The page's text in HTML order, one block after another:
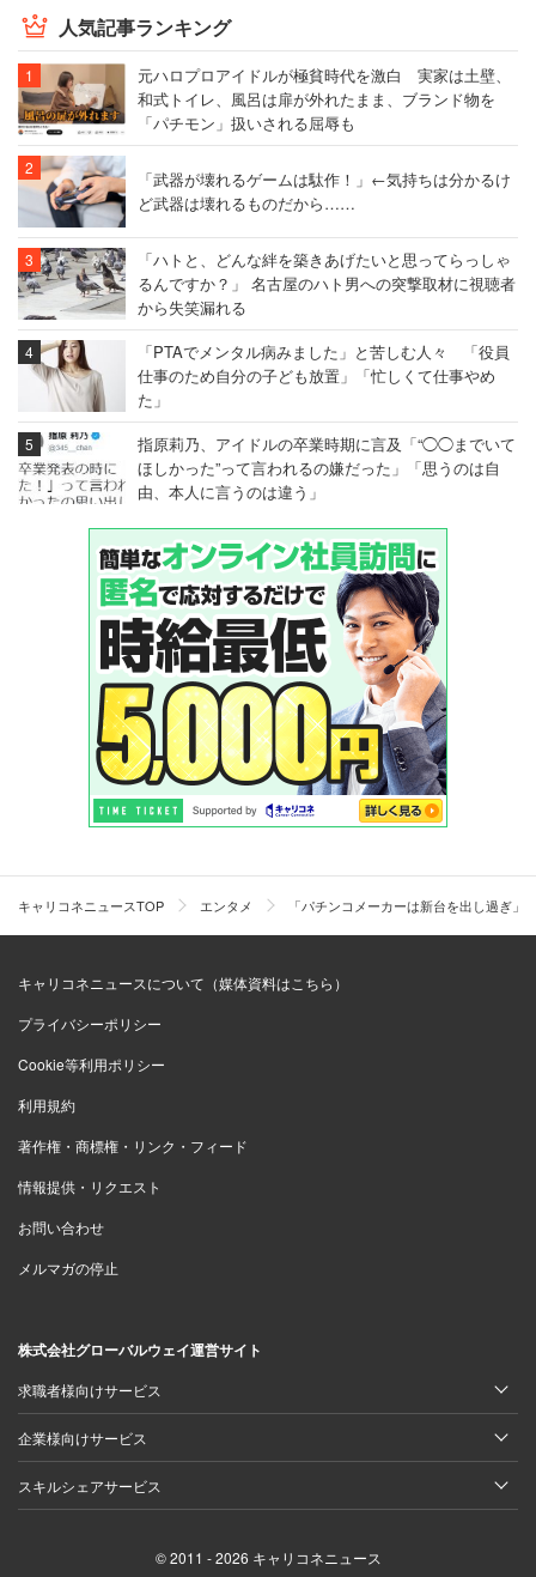
人気記事ランキング
元ハロプロアイドルが極貧時代を激白 実家は土壁、
和式トイレ、風呂は扉が外れたまま、ブランド物を
「パチモン」扱いされる屈辱も
「武器が壊れるゲームは駄作！」←気持ちは分かるけ
ど武器は壊れるものだから……
「ハトと、どんな絆を築きあげたいと思ってらっしゃ
るんですか？」 名古屋のハト男への突撃取材に視聴者
から失笑漏れる
「PTAでメンタル病みました」と苦しむ人々 「役員
仕事のため自分の子ども放置」「忙しくて仕事やめ
た」
指原莉乃、アイドルの卒業時期に言及「“◯◯までいて
ほしかった”って言われるの嫌だった」「思うのは自
由、本人に言うのは違う」
キャリコネニュースTOP エンタメ 「パチンコメーカーは新台を出し過ぎ」
キャリコネニュースについて（媒体資料はこちら）
プライバシーポリシー
Cookie等利用ポリシー
利用規約
著作権・商標権・リンク・フィード
情報提供・リクエスト
お問い合わせ
メルマガの停止
株式会社グローバルウェイ運営サイト
求職者様向けサービス
企業様向けサービス
スキルシェアサービス
© 2011 - 2026 キャリコネニュース